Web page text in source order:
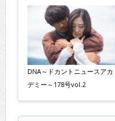
DNA～ドカントニュースアカ
デミー～178号vol.2